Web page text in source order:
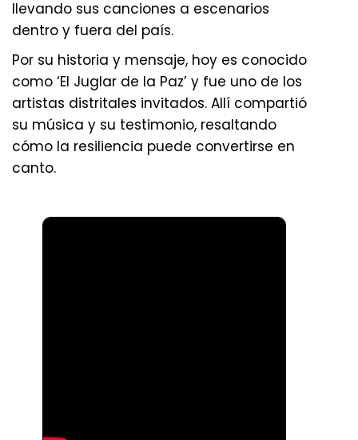
llevando sus canciones a escenarios
dentro y fuera del país.
Por su historia y mensaje, hoy es conocido
como ‘El Juglar de la Paz’ y fue uno de los
artistas distritales invitados. Allí compartió
su música y su testimonio, resaltando
cómo la resiliencia puede convertirse en
canto.